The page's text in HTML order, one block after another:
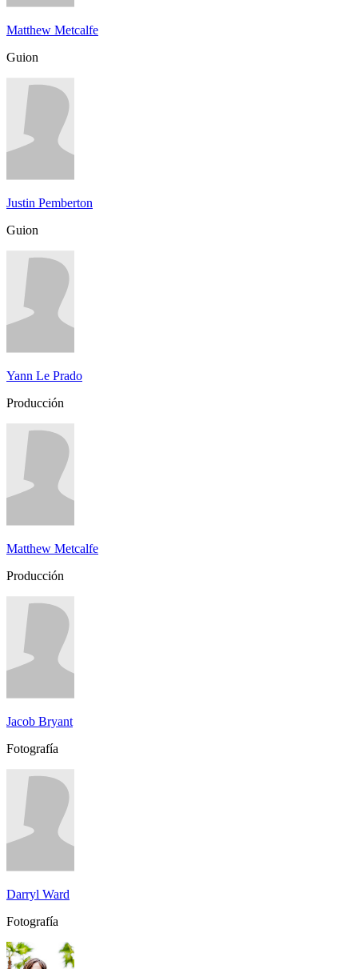
Matthew Metcalfe
Guion
Justin Pemberton
Guion
Yann Le Prado
Producción
Matthew Metcalfe
Producción
Jacob Bryant
Fotografía
Darryl Ward
Fotografía